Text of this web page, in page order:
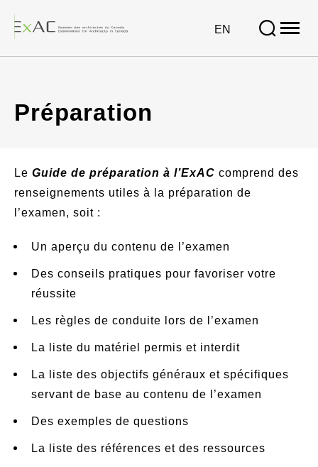
EN
IN:
site
Préparation
Le Guide de préparation à l’ExAC comprend des
renseignements utiles à la préparation de
l’examen, soit :
Un aperçu du contenu de l’examen
Des conseils pratiques pour favoriser votre
réussite
Les règles de conduite lors de l’examen
La liste du matériel permis et interdit
La liste des objectifs généraux et spécifiques
servant de base au contenu de l’examen
Des exemples de questions
La liste des références et des ressources